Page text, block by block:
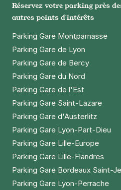
Réservez votre parking près
autres points d'intérêts
Parking Gare Montparnasse
Parking Gare de Lyon
Parking Gare de Bercy
Parking Gare du Nord
Parking Gare de l'Est
Parking Gare Saint-Lazare
Parking Gare d'Austerlitz
Parking Gare Lyon-Part-Dieu
Parking Gare Lille-Europe
Parking Gare Lille-Flandres
Parking Gare Bordeaux Saint-
Parking Gare Lyon-Perrache